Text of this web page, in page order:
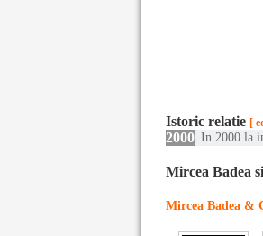
Istoric relatie [
2000 In 2000 la
Mircea Badea
Mircea Badea